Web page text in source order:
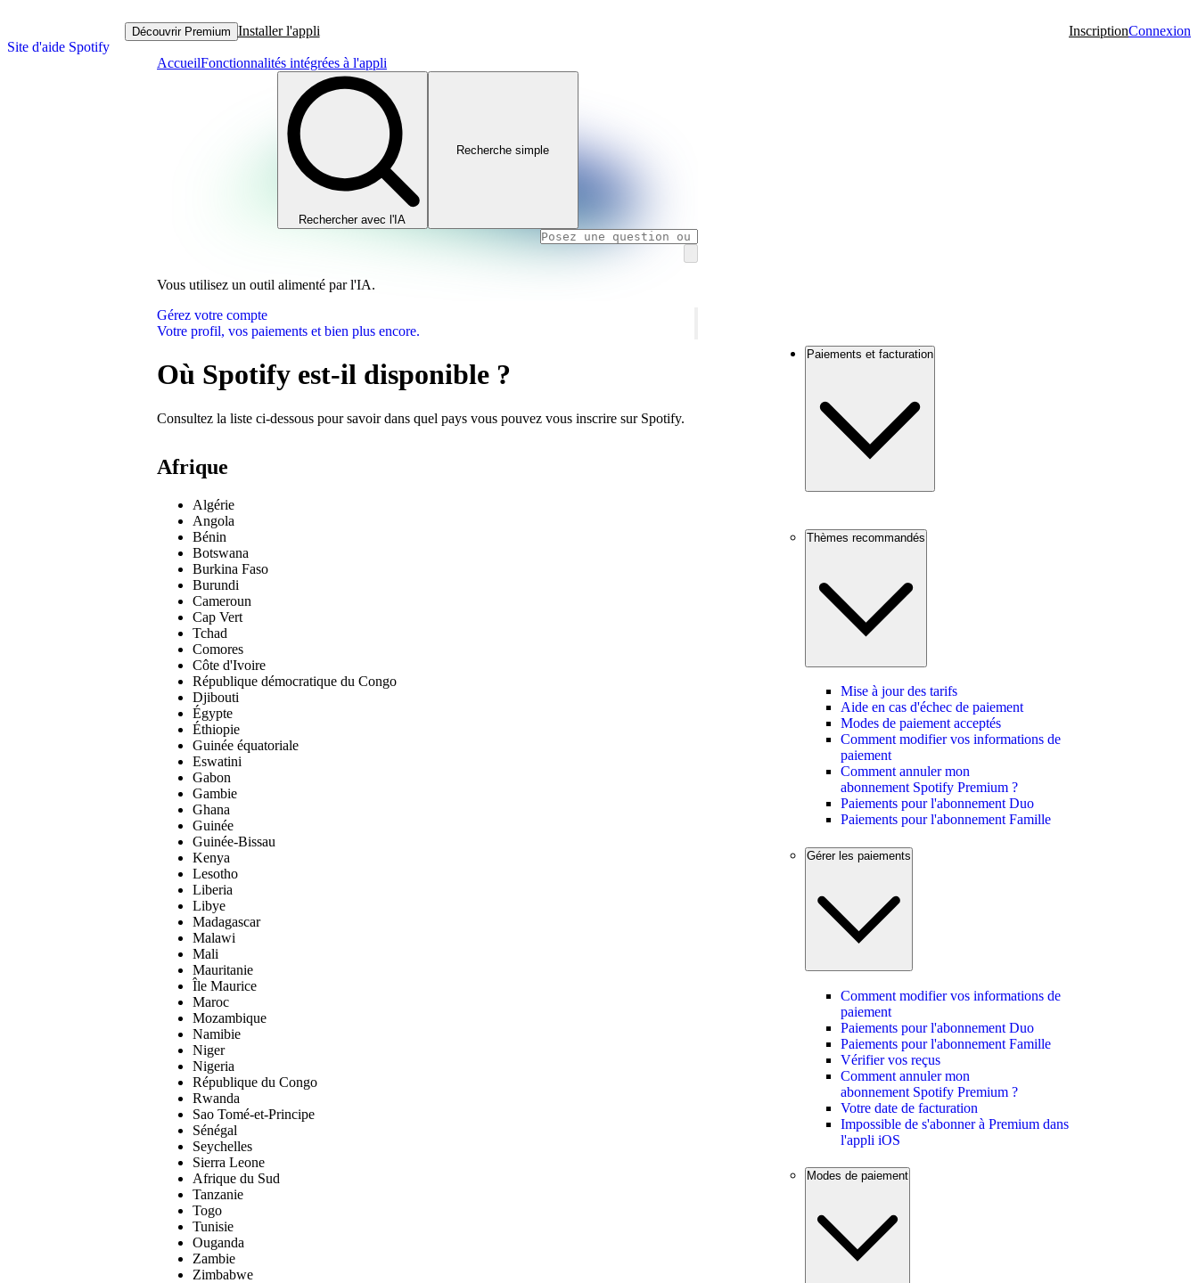
Site d'aide Spotify
Découvrir Premium Installer l'appli InscriptionConnexion
AccueilFonctionnalités intégrées à l'appli
Rechercher avec l'IA
Recherche simple
Vous utilisez un outil alimenté par l'IA.
Gérez votre compte
Votre profil, vos paiements et bien plus encore.
Où Spotify est-il disponible ?
Consultez la liste ci-dessous pour savoir dans quel pays vous pouvez vous inscrire sur Spotify.
Afrique
Algérie
Angola
Bénin
Botswana
Burkina Faso
Burundi
Cameroun
Cap Vert
Tchad
Comores
Côte d'Ivoire
République démocratique du Congo
Djibouti
Égypte
Éthiopie
Guinée équatoriale
Eswatini
Gabon
Gambie
Ghana
Guinée
Guinée-Bissau
Kenya
Lesotho
Liberia
Libye
Madagascar
Malawi
Mali
Mauritanie
Île Maurice
Maroc
Mozambique
Namibie
Niger
Nigeria
République du Congo
Rwanda
Sao Tomé-et-Principe
Sénégal
Seychelles
Sierra Leone
Afrique du Sud
Tanzanie
Togo
Tunisie
Ouganda
Zambie
Zimbabwe
Paiements et facturation
Thèmes recommandés
Mise à jour des tarifs
Aide en cas d'échec de paiement
Modes de paiement acceptés
Comment modifier vos informations de
paiement
Comment annuler mon
abonnement Spotify Premium ?
Paiements pour l'abonnement Duo
Paiements pour l'abonnement Famille
Gérer les paiements
Comment modifier vos informations de
paiement
Paiements pour l'abonnement Duo
Paiements pour l'abonnement Famille
Vérifier vos reçus
Comment annuler mon
abonnement Spotify Premium ?
Votre date de facturation
Impossible de s'abonner à Premium dans
l'appli iOS
Modes de paiement